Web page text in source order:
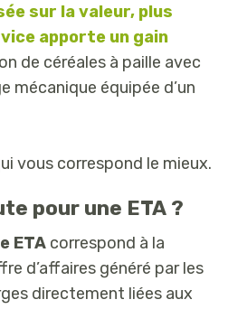
sur la valeur, plus
apporte un gain
de céréales à paille avec
mécanique équipée d’un
vous correspond le mieux.
pour une ETA ?
ETA correspond à la
d’affaires généré par les
directement liées aux